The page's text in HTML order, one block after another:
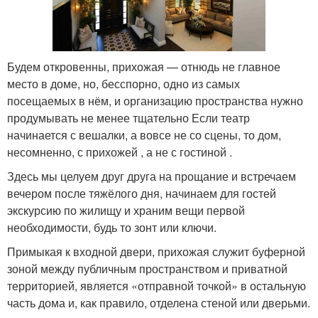
Будем откровенны, прихожая — отнюдь не главное
место в доме, но, бесспорно, одно из самых
посещаемых в нём, и организацию пространства нужно
продумывать не менее тщательно Если театр
начинается с вешалки, а вовсе не со сцены, то дом,
несомненно, с прихожей , а не с гостиной .
Здесь мы целуем друг друга на прощание и встречаем
вечером после тяжёлого дня, начинаем для гостей
экскурсию по жилищу и храним вещи первой
необходимости, будь то зонт или ключи.
Примыкая к входной двери, прихожая служит буферной
зоной между публичным пространством и приватной
территорией, является «отправной точкой» в остальную
часть дома и, как правило, отделена стеной или дверьми.